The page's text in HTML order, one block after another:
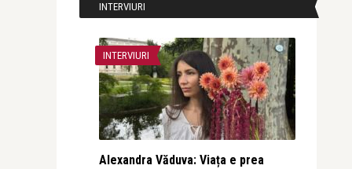
INTERVIURI
INTERVIURI
Alexandra Văduva: Viața e prea